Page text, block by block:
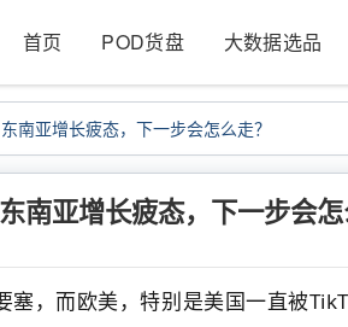
首页 POD货盘 大数据选品
南亚增长疲态，下一步会怎么走？
南亚增长疲态，下一步会怎
，而欧美，特别是美国一直被